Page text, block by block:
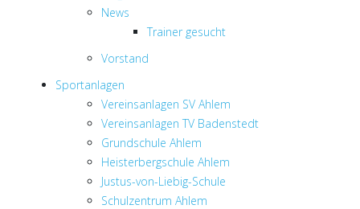
News
Trainer gesucht
Vorstand
Sportanlagen
Vereinsanlagen SV Ahlem
Vereinsanlagen TV Badenstedt
Grundschule Ahlem
Heisterbergschule Ahlem
Justus-von-Liebig-Schule
Schulzentrum Ahlem